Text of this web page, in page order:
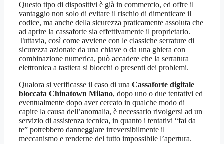
Questo tipo di dispositivi è già in commercio, ed offre il
vantaggio non solo di evitare il rischio di dimenticare il
codice, ma anche della sicurezza praticamente assoluta che
ad aprire la cassaforte sia effettivamente il proprietario.
Tuttavia, così come avviene con le classiche serrature di
sicurezza azionate da una chiave o da una ghiera con
combinazione numerica, può accadere che la serratura
elettronica a tastiera si blocchi o presenti dei problemi.
Qualora si verificasse il caso di una Cassaforte digitale
bloccata Chinatown Milano, dopo uno o due tentativi ed
eventualmente dopo aver cercato in qualche modo di
capire la causa dell’anomalia, è necessario rivolgersi ad un
servizio di assistenza tecnica, in quanto i tentativi “fai da
te” potrebbero danneggiare irreversibilmente il
meccanismo e renderne del tutto impossibile l’apertura.